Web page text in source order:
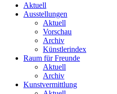
Aktuell
Ausstellungen
Aktuell
Vorschau
Archiv
Künstlerindex
Raum für Freunde
Aktuell
Archiv
Kunstvermittlung